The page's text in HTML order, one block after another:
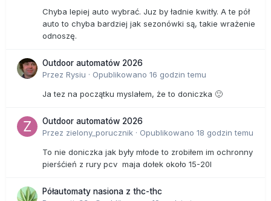
Chyba lepiej auto wybrać. Juz by ładnie kwitły. A te pół
auto to chyba bardziej jak sezonówki są, takie wrażenie
odnoszę.
Outdoor automatów 2026
Przez Rysiu · Opublikowano 16 godzin temu
Ja tez na początku myslałem, że to doniczka 🙂
Outdoor automatów 2026
Przez zielony_porucznik · Opublikowano 18 godzin temu
To nie doniczka jak były młode to zrobiłem im ochronny
pierśćień z rury pcv maja dołek około 15-20l
Półautomaty nasiona z thc-thc